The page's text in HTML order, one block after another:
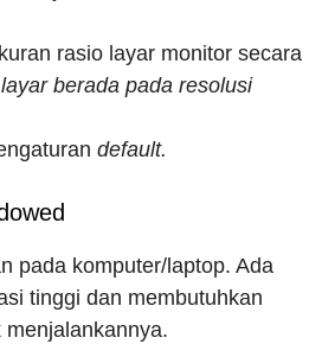
rasio layar monitor secara
berada pada resolusi
default.
pada komputer/laptop. Ada
tinggi dan membutuhkan